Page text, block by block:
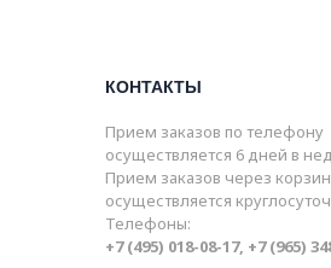
КОНТАКТЫ
Прием заказов по телефону
осуществляется 6 дней в
Прием заказов через
осуществляется
Телефоны:
+7 (495) 018-08-17, +7 (965)